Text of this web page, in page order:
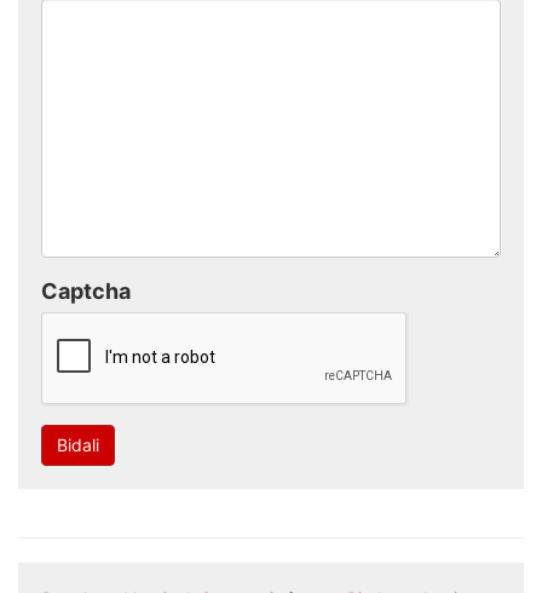
Captcha
Bidali